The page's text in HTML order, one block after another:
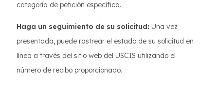
categoría de petición específica.
Haga un seguimiento de su solicitud: Una vez
presentada, puede rastrear el estado de su solicitud en
línea a través del sitio web del USCIS utilizando el
número de recibo proporcionado.